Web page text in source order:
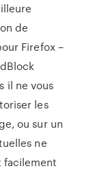
de
Firefox –
il ne vous
les
ou sur un
ne
facilement